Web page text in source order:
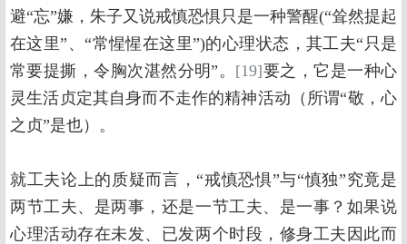
避“忘”嫌，朱子又说戒慎恐惧只是一种警醒(“耸然提起
在这里”、“常惺惺在这里”)的心理状态，其工夫“只是
常要提撕，令胸次湛然分明”。 [19]要之，它是一种心
灵生活贞定其自身而不走作的精神活动（所谓“敬，心
之贞”是也）。
就工夫论上的质疑而言，“戒慎恐惧”与“慎独”究竟是
两节工夫、是两事，还是一节工夫、是一事？如果说
心理活动存在未发、已发两个时段，修身工夫因此而